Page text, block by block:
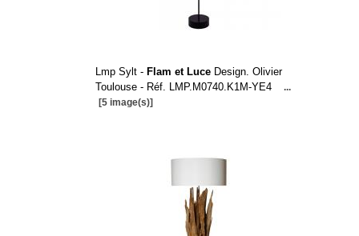
Lmp Sylt - Flam et LuceDesign. Olivier
Toulouse - Réf. LMP.M0740.K1M-YE4
...
[5 image(s)]